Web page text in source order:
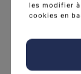
les modifier
cookies en